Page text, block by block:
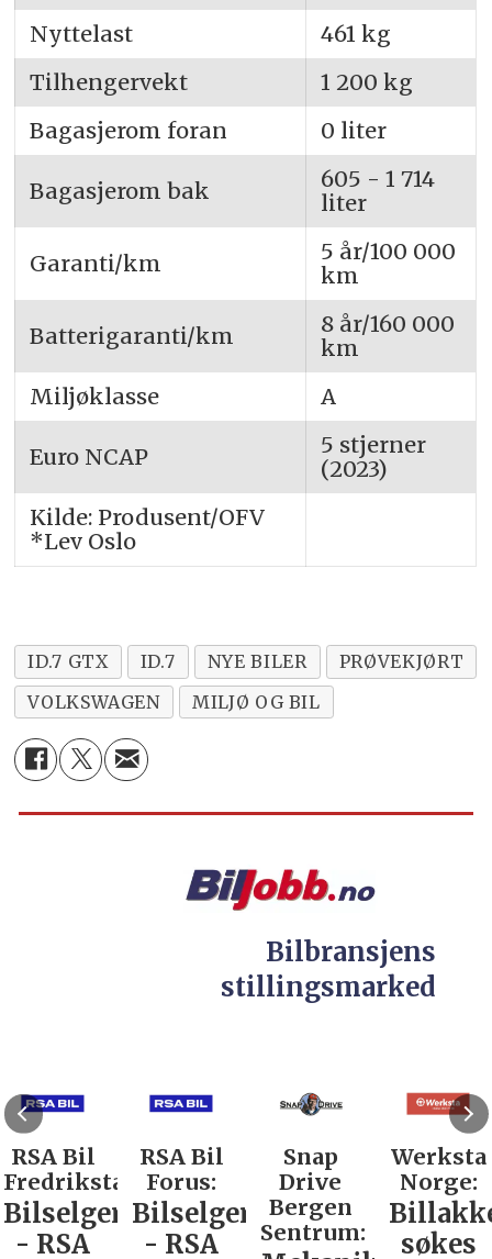
Nyttelast
461 kg
Tilhengervekt
1 200 kg
Bagasjerom foran
0 liter
Bagasjerom bak
605 - 1 714
liter
Garanti/km
5 år/100 000
km
Batterigaranti/km
8 år/160 000
km
Miljøklasse
A
Euro NCAP
5 stjerner
(2023)
Kilde: Produsent/OFV
*Lev Oslo
ID.7 GTX ID.7 NYE BILER
PRØVEKJØRT
VOLKSWAGEN
MILJØ OG BIL
Bilbransjens
stillingsmarked
RSA Bil
Fredrikstad:
Bilselger
- RSA
RSA Bil
Forus:
Bilselger
- RSA
Snap
Drive
Bergen
Sentrum:
Werksta
Norge:
søkes